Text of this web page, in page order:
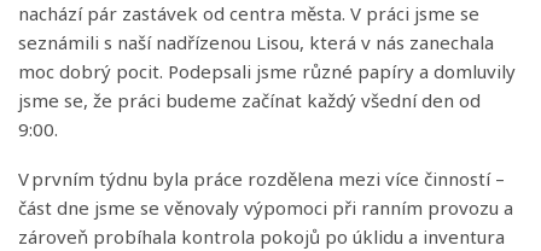
nachází pár zastávek od centra města. V práci jsme se
seznámili s naší nadřízenou Lisou, která v nás zanechala
moc dobrý pocit. Podepsali jsme různé papíry a domluvily
jsme se, že práci budeme začínat každý všední den od
9:00.
V prvním týdnu byla práce rozdělena mezi více činností –
část dne jsme se věnovaly výpomoci při ranním provozu a
zároveň probíhala kontrola pokojů po úklidu a inventura